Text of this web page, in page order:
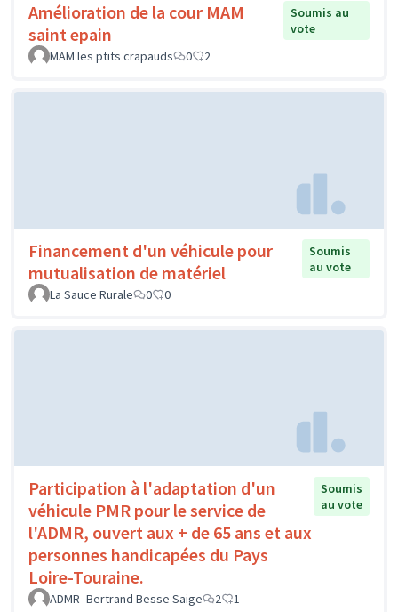
Amélioration de la cour MAM
saint epain
Soumis au
vote
MAM les ptits crapauds
0 2
Financement d'un véhicule pour
mutualisation de matériel
Soumis
au vote
La Sauce Rurale
0 0
Participation à l'adaptation d'un
véhicule PMR pour le service de
l'ADMR, ouvert aux + de 65 ans et aux
personnes handicapées du Pays
Loire-Touraine.
Soumis
au vote
ADMR- Bertrand Besse Saige 2 1